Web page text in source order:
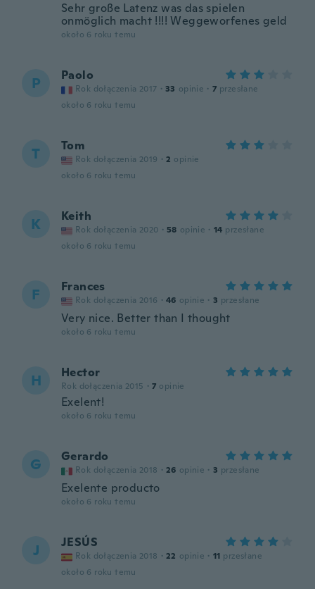
Sehr große Latenz was das spielen
onmöglich macht !!!! Weggeworfenes geld
około 6 roku temu
P Paolo
Rok dołączenia 2017 · 33 opinie · 7 przesłane
około 6 roku temu
T Tom
Rok dołączenia 2019 · 2 opinie
około 6 roku temu
K Keith
Rok dołączenia 2020 · 58 opinie · 14 przesłane
około 6 roku temu
F Frances
Rok dołączenia 2016 · 46 opinie · 3 przesłane
Very nice. Better than I thought
około 6 roku temu
H Hector
Rok dołączenia 2015 · 7 opinie
Exelent!
około 6 roku temu
G Gerardo
Rok dołączenia 2018 · 26 opinie · 3 przesłane
Exelente producto
około 6 roku temu
J JESÚS
Rok dołączenia 2018 · 22 opinie · 11 przesłane
około 6 roku temu